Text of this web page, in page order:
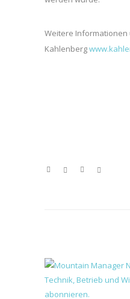
Weitere Informationen
Kahlenberg